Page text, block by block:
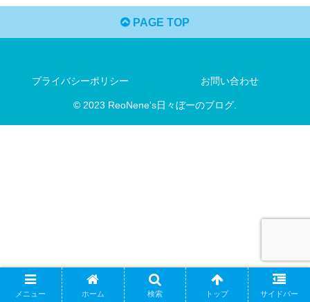
PAGE TOP
プライバシーポリシー お問い合わせ
© 2023 ReoNene's日々ぼーのブログ.
メニュー ホーム 検索 トップ サイドバー